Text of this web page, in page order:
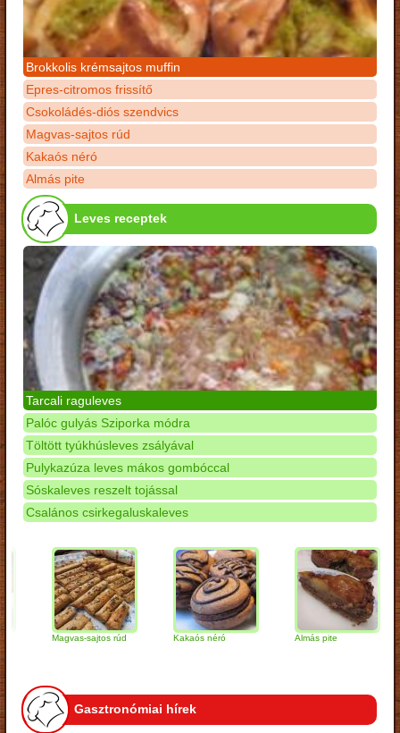
Brokkolis krémsajtos muffin
Epres-citromos frissítő
Csokoládés-diós szendvics
Magvas-sajtos rúd
Kakaós néró
Almás pite
Leves receptek
Tarcali raguleves
Palóc gulyás Sziporka módra
Töltött tyúkhúsleves zsályával
Pulykazúza leves mákos gombóccal
Sóskaleves reszelt tojással
Csalános csirkegaluskaleves
Magvas-sajtos rúd Kakaós néró Almás pite
Gasztronómiai hírek